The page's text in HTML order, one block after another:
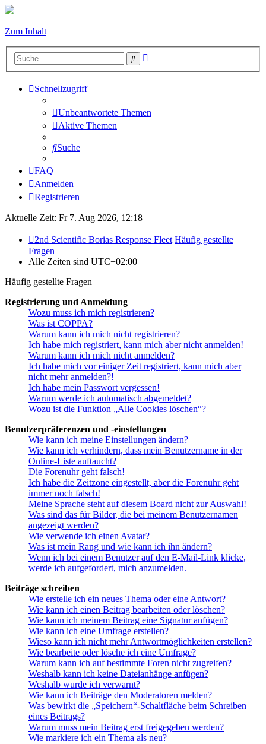
Zum Inhalt
Suche
Schnellzugriff
Unbeantwortete Themen
Aktive Themen
Suche
FAQ
Anmelden
Registrieren
Aktuelle Zeit: Fr 7. Aug 2026, 12:18
2nd Scientific Borias Response Fleet Häufig gestellte
Fragen
Alle Zeiten sind UTC+02:00
Häufig gestellte Fragen
Registrierung und Anmeldung
Wozu muss ich mich registrieren?
Was ist COPPA?
Warum kann ich mich nicht registrieren?
Ich habe mich registriert, kann mich aber nicht anmelden!
Warum kann ich mich nicht anmelden?
Ich habe mich vor einiger Zeit registriert, kann mich aber
nicht mehr anmelden?!
Ich habe mein Passwort vergessen!
Warum werde ich automatisch abgemeldet?
Wozu ist die Funktion „Alle Cookies löschen“?
Benutzerpräferenzen und -einstellungen
Wie kann ich meine Einstellungen ändern?
Wie kann ich verhindern, dass mein Benutzername in der
Online-Liste auftaucht?
Die Forenuhr geht falsch!
Ich habe die Zeitzone eingestellt, aber die Forenuhr geht
immer noch falsch!
Meine Sprache steht auf diesem Board nicht zur Auswahl!
Was sind das für Bilder, die bei meinem Benutzernamen
angezeigt werden?
Wie verwende ich einen Avatar?
Was ist mein Rang und wie kann ich ihn ändern?
Wenn ich bei einem Benutzer auf den E-Mail-Link klicke,
werde ich aufgefordert, mich anzumelden.
Beiträge schreiben
Wie erstelle ich ein neues Thema oder eine Antwort?
Wie kann ich einen Beitrag bearbeiten oder löschen?
Wie kann ich meinem Beitrag eine Signatur anfügen?
Wie kann ich eine Umfrage erstellen?
Wieso kann ich nicht mehr Antwortmöglichkeiten erstellen?
Wie bearbeite oder lösche ich eine Umfrage?
Warum kann ich auf bestimmte Foren nicht zugreifen?
Weshalb kann ich keine Dateianhänge anfügen?
Weshalb wurde ich verwarnt?
Wie kann ich Beiträge den Moderatoren melden?
Was bewirkt die „Speichern“-Schaltfläche beim Schreiben
eines Beitrags?
Warum muss mein Beitrag erst freigegeben werden?
Wie markiere ich ein Thema als neu?